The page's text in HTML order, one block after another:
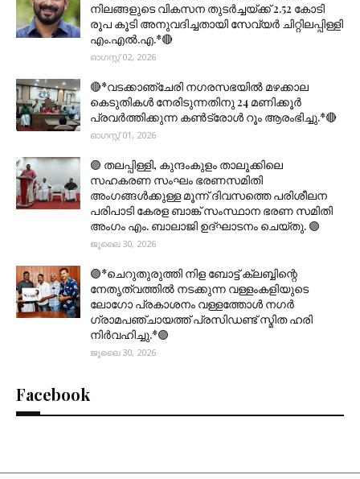
നിലങ്ങളുടെ വികസന തുടർച്ചയ്ക്ക് 2.52 കോടി
രൂപ കൂടി അനുവദിച്ചതായി സേവ്യർ ചിറ്റിലപ്പിള്ളി
എം.എൽ.എ.*🔴
ഓഗസ്റ്റ് 02, 2026
🔴*വടക്കാഞ്ചേരി നഗരസഭയിൽ മഴക്കാല
കെടുതികൾ നേരിടുന്നതിനു 24 മണിക്കൂർ
പ്രവർത്തിക്കുന്ന കൺട്രോൾ റൂം ആരംഭിച്ചു.*🔴
ഓഗസ്റ്റ് 01, 2026
🟣 തലപ്പിള്ളി, കുന്ദംകുളം താലൂക്കിലെ
സഹകരണ സംഘം ഭരണസമിതി
അംഗങ്ങൾക്കുള്ള മൂന്ന് ദിവസത്തെ പരിശീലന
പരിപാടി കേരള ബാങ്ക് സംസ്ഥാന ഭരണ സമിതി
അംഗം എം. ബാലാജി ഉദ്ഘാടനം ചെയ്തു. 🟣
ജൂലൈ 30, 2026
🟣*ചെറുതുരുത്തി നിള ബോട്ട് ക്ലബ്ബിന്റെ
നേതൃത്വത്തിൽ നടക്കുന്ന വള്ളംകളിയുടെ
ലോഗോ പ്രകാശനം വള്ളത്തോൾ നഗർ
ഗ്രാമപഞ്ചായത്ത് പ്രസിഡണ്ട് സ്മിത ഹരി
നിർവഹിച്ചു.*🟣
ജൂലൈ 30, 2026
Facebook